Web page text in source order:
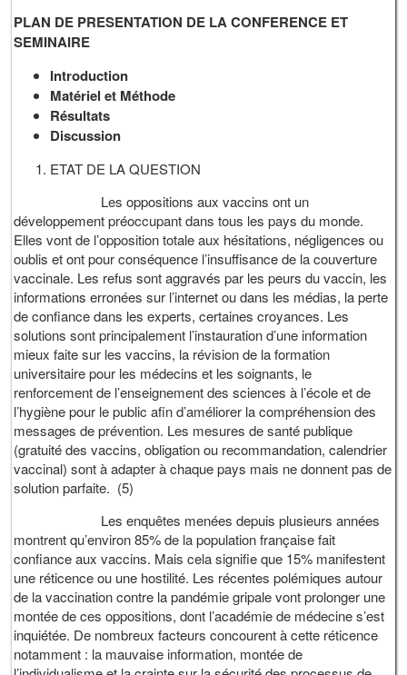
PLAN DE PRESENTATION DE LA CONFERENCE ET
SEMINAIRE
Introduction
Matériel et Méthode
Résultats
Discussion
ETAT DE LA QUESTION
Les oppositions aux vaccins ont un
développement préoccupant dans tous les pays du monde.
Elles vont de l’opposition totale aux hésitations, négligences ou
oublis et ont pour conséquence l’insuffisance de la couverture
vaccinale. Les refus sont aggravés par les peurs du vaccin, les
informations erronées sur l’internet ou dans les médias, la perte
de confiance dans les experts, certaines croyances. Les
solutions sont principalement l’instauration d’une information
mieux faite sur les vaccins, la révision de la formation
universitaire pour les médecins et les soignants, le
renforcement de l’enseignement des sciences à l’école et de
l’hygiène pour le public afin d’améliorer la compréhension des
messages de prévention. Les mesures de santé publique
(gratuité des vaccins, obligation ou recommandation, calendrier
vaccinal) sont à adapter à chaque pays mais ne donnent pas de
solution parfaite. (5)
Les enquêtes menées depuis plusieurs années
montrent qu’environ 85% de la population française fait
confiance aux vaccins. Mais cela signifie que 15% manifestent
une réticence ou une hostilité. Les récentes polémiques autour
de la vaccination contre la pandémie gripale vont prolonger une
montée de ces oppositions, dont l’académie de médecine s’est
inquiétée. De nombreux facteurs concourent à cette réticence
notamment : la mauvaise information, montée de